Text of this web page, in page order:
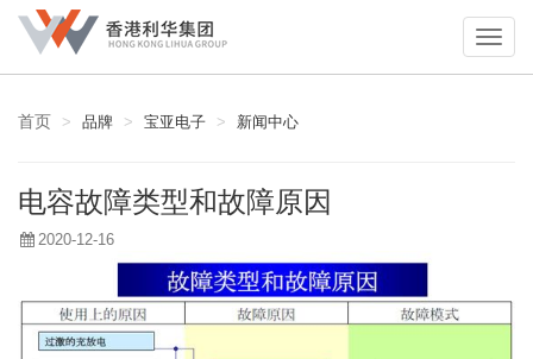
首页 品牌 宝亚电子 新闻中心
电容故障类型和故障原因
2020-12-16